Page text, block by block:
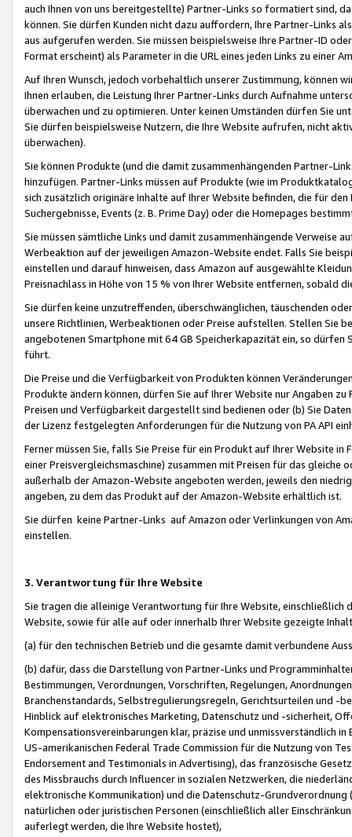
auch Ihnen von uns bereitgestellte) Partner-Links so formatiert sind,
können. Sie dürfen Kunden nicht dazu auffordern, Ihre Partner-Links
aus aufgerufen werden. Sie müssen beispielsweise Ihre Partner-ID
Format erscheint) als Parameter in die URL eines jeden Links zu einer
Auf Ihren Wunsch, jedoch vorbehaltlich unserer Zustimmung, können
Ihnen erlauben, die Leistung Ihrer Partner-Links durch Aufnahme
überwachen und zu optimieren. Unter keinen Umständen dürfen Sie
Sie dürfen beispielsweise Nutzern, die Ihre Website aufrufen, nicht
überwachen).
Sie können Produkte (und die damit zusammenhängenden Partner-
hinzufügen. Partner-Links müssen auf Produkte (wie im
sich zusätzlich originäre Inhalte auf Ihrer Website befinden, die für
Suchergebnisse, Events (z. B. Prime Day) oder die Homepages
Sie müssen sämtliche Links und damit zusammenhängende
Werbeaktion auf der jeweiligen Amazon-Website endet. Falls Sie
einstellen und darauf hinweisen, dass Amazon auf ausgewählte
Preisnachlass in Höhe von 15 % von Ihrer Website entfernen, sobald
Sie dürfen keine unzutreffenden, überschwänglichen, täuschenden
unsere Richtlinien, Werbeaktionen oder Preise aufstellen. Stellen Sie
angebotenen Smartphone mit 64 GB Speicherkapazität ein, so dürfen
führt.
Die Preise und die Verfügbarkeit von Produkten können
Produkte ändern können, dürfen Sie auf Ihrer Website nur Angaben
Preisen und Verfügbarkeit dargestellt sind bedienen oder (b) Sie
der Lizenz festgelegten Anforderungen für die Nutzung von PA API
Ferner müssen Sie, falls Sie Preise für ein Produkt auf Ihrer Website
einer Preisvergleichsmaschine) zusammen mit Preisen für das
außerhalb der Amazon-Website angeboten werden, jeweils den
angeben, zu dem das Produkt auf der Amazon-Website erhältlich ist.
Sie dürfen keine Partner-Links auf Amazon oder Verlinkungen von
einstellen.
3. Verantwortung für Ihre Website
Sie tragen die alleinige Verantwortung für Ihre Website,
Website, sowie für alle auf oder innerhalb Ihrer Website gezeigte
(a) für den technischen Betrieb und die gesamte damit verbundene
(b) dafür, dass die Darstellung von Partner-Links und
Bestimmungen, Verordnungen, Vorschriften, Regelungen,
Branchenstandards, Selbstregulierungsregeln, Gerichtsurteilen und -
Hinblick auf elektronisches Marketing, Datenschutz und -sicherheit,
Kompensationsvereinbarungen klar, präzise und unmissverständlich
US-amerikanischen Federal Trade Commission für die Nutzung von
Endorsement and Testimonials in Advertising), das französische
des Missbrauchs durch Influencer in sozialen Netzwerken, die
elektronische Kommunikation) und die Datenschutz-
natürlichen oder juristischen Personen (einschließlich aller
auferlegt werden, die Ihre Website hostet),